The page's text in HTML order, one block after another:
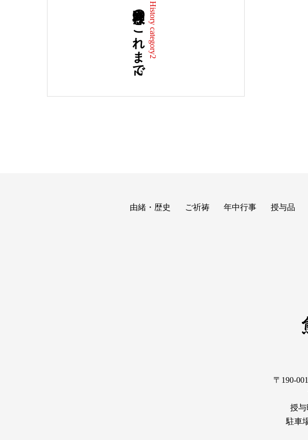
History category2
熊野神社のこれまで2
由緒・歴史 ご祈祷 年中行事 授与品
〒190-
授与
駐車